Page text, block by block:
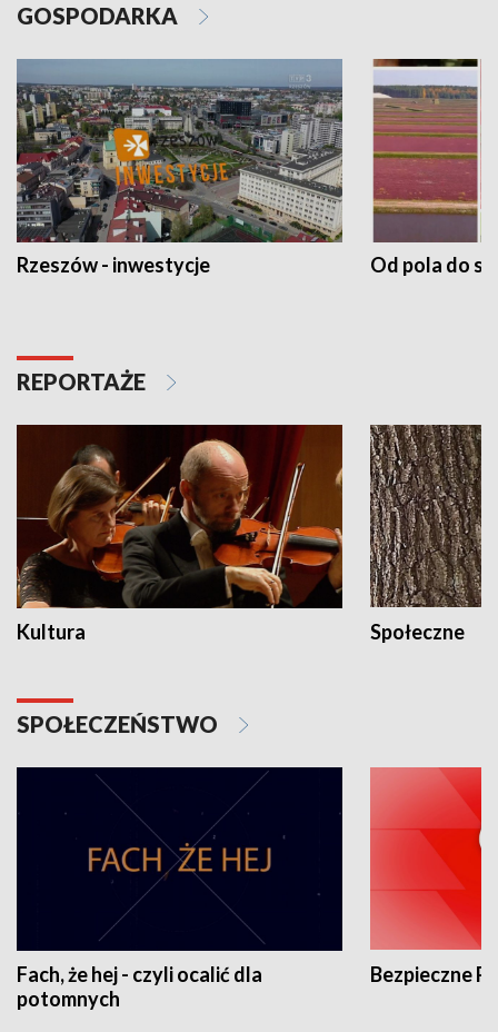
GOSPODARKA
Rzeszów - inwestycje Od pola do
REPORTAŻE
Kultura Społeczne
SPOŁECZEŃSTWO
Fach, że hej - czyli ocalić dla
potomnych
Bezpieczne